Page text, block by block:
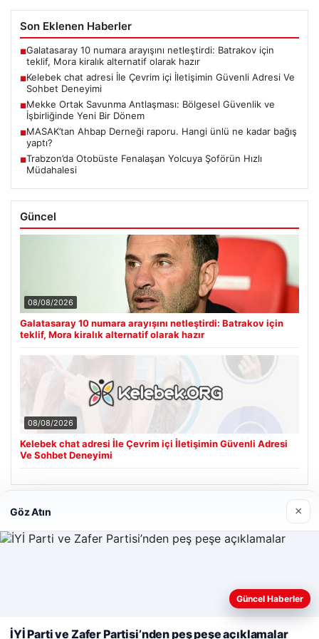
Son Eklenen Haberler
■Galatasaray 10 numara arayışını netleştirdi: Batrakov için
teklif, Mora kiralık alternatif olarak hazır
■Kelebek chat adresi İle Çevrim içi İletişimin Güvenli Adresi Ve
Sohbet Deneyimi
■Mekke Ortak Savunma Antlaşması: Bölgesel Güvenlik ve
İşbirliğinde Yeni Bir Dönem
■MASAK’tan Ahbap Derneği raporu. Hangi ünlü ne kadar bağış
yaptı?
■Trabzon’da Otobüste Fenalaşan Yolcuya Şoförün Hızlı
Müdahalesi
Güncel
08/08/2026
Galatasaray 10 numara arayışını netleştirdi: Batrakov için
teklif, Mora kiralık alternatif olarak hazır
08/08/2026
Kelebek chat adresi İle Çevrim içi İletişimin Güvenli Adresi
Ve Sohbet Deneyimi
Son Eklenen Firmalar
Cengiz Sigorta
deneyiminizi kişiselleştirmek ve geliştirmek amacıyla çerezler
Reddet Kabul Et
Göz Atın ×
Güncel Haberler
İYİ Parti ve Zafer Partisi’nden peş peşe açıklamalar